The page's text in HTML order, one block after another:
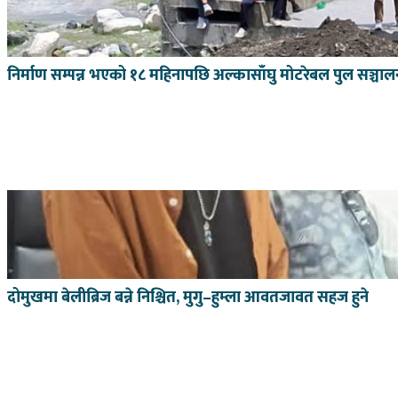
निर्माण सम्पन्न भएको १८ महिनापछि अल्कासाँघु मोटरेबल पुल
दोमुखमा बेलीब्रिज बन्ने निश्चित, मुगु–हुम्ला आवतजावत सहज हुने